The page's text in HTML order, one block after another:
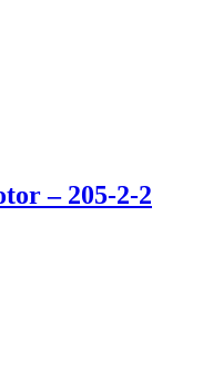
– 205-2-2